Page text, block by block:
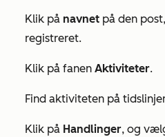
Klik på navnet på den
registreret.
Klik på fanen Aktiviteter.
Find aktiviteten på
Klik på Handlinger, og